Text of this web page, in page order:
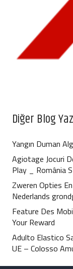
Diğer Blog
Yangın Duman
Agiotage Jocuri
Play _ România
Zweren Opties
Nederlands
Feature Des
Your Reward
Adulto Elastico
UE – Colosso